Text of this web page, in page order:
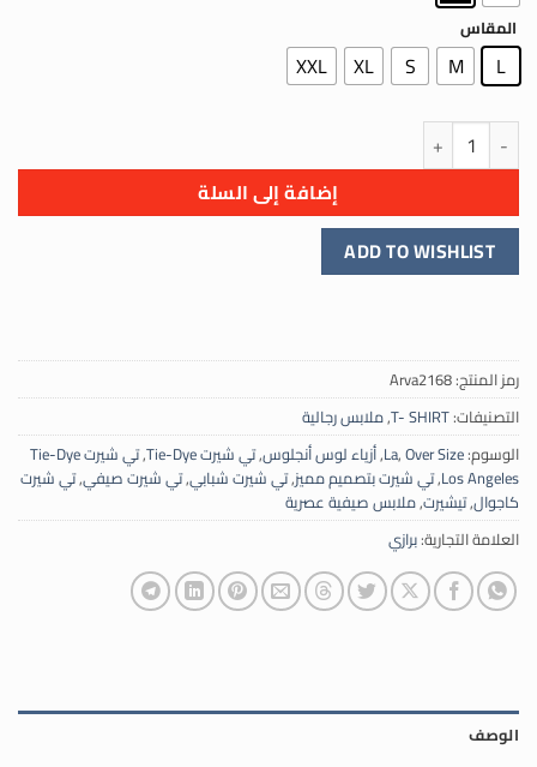
المقاس
L
M
S
XL
XXL
كمية تي شيرت Tie-Dye Los Angeles فخامة لا تقاوم
إضافة إلى السلة
ADD TO WISHLIST
رمز المنتج:Arva2168
التصنيفات:T- SHIRT
,ملابس رجالية
الوسوم:
La,Over Size
,أزياء لوس أنجلوس,تي شيرت Tie-Dye ,
تي شيرت Tie-Dye
Los Angeles
,تي شيرت بتصميم مميز,تي شيرت شبابي,تي شيرت صيفي,تي شيرت
كاجوال,تيشيرت,ملابس صيفية عصرية
العلامة التجارية:برازي
الوصف